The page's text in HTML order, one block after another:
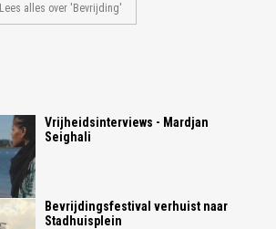
Lees alles over 'Bevrijding'
Vrijheidsinterviews - Mardjan
Seighali
Bevrijdingsfestival verhuist naar
Stadhuisplein